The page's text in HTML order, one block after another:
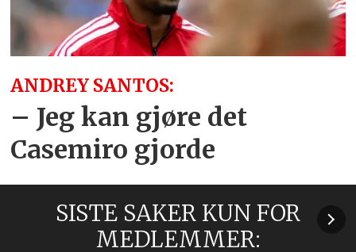
ANDREY SANTOS:
– Jeg kan gjøre det
Casemiro gjorde
SISTE SAKER KUN FOR
MEDLEMMER: